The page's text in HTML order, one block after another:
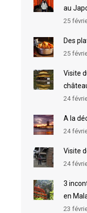
au
25
Des
25
Visite
24
A la
24
Visite
24
3
en
23